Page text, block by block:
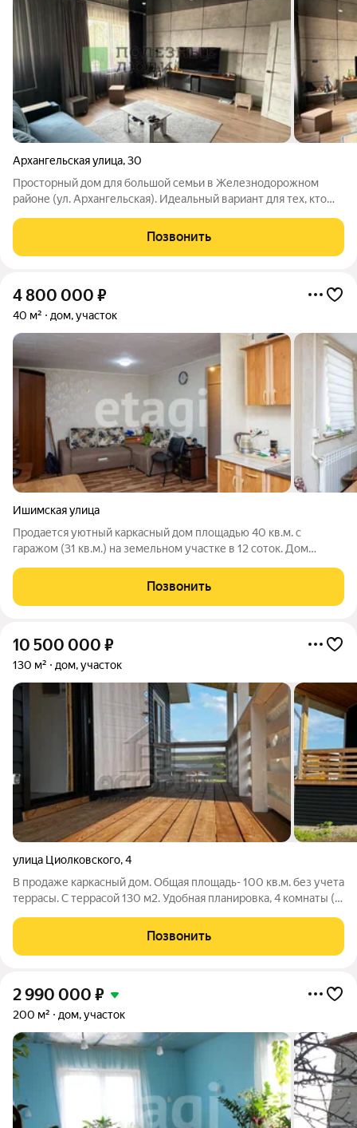
Архангельская улица,30
Просторный дом для большой семьи в Железнодорожном
районе (ул. Архангельская). Идеальный вариант для тех, кто
доступностью в черте города! Почему этот дом стоит
посмотреть: Надежная основа: Первый этаж
Позвонить
4 800 000 ₽
40 м² дом, участок
Ишимская улица
Продается уютный каркасный дом площадью 40 кв.м. с
гаражом (31 кв.м.) на земельном участке в 12 соток. Дом
город. Это крайний дом на улице, рядом нет соседей, что
гарантирует тишину и спокойствие
Позвонить
10 500 000 ₽
130 м² дом, участок
улица Циолковского,4
В продаже каркасный дом. Общая площадь- 100 кв.м. без учета
террасы. С террасой 130 м2. Удобная планировка, 4 комнаты (
кухонной зоной ( 22.3 кв. м. ). Просторная терраса с
отдельными выходам из
Позвонить
2 990 000 ₽
200 м² дом, участок